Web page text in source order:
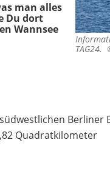
TAG24.
man alles
Du dort
Wannsee
Berliner
Quadratkilometer